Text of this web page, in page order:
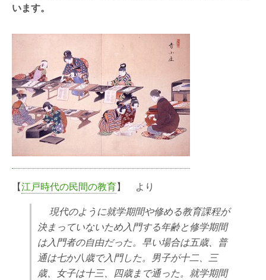
います。
【江戸時代の民間の教育】 より
現代のように就学期間や修める教育課程が
決まっていないため入門する年齢と修学期間
は入門者の自由だった。早い場合は五歳、普
通は七か八歳で入門した。男子が十二、三
歳、女子は十三、四歳まで通った。就学期間